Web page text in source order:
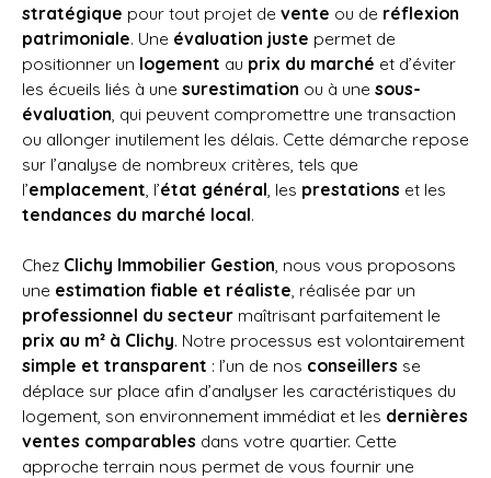
stratégique pour tout projet de vente ou de réflexion
patrimoniale. Une évaluation juste permet de
positionner un logement au prix du marché et d’éviter
les écueils liés à une surestimation ou à une sous-
évaluation , qui peuvent compromettre une transaction
ou allonger inutilement les délais. Cette démarche repose
sur l’analyse de nombreux critères, tels que
l’emplacement , l’état général , les prestations et les
tendances du marché local.
Chez Clichy Immobilier Gestion , nous vous proposons
une estimation fiable et réaliste , réalisée par un
professionnel du secteur maîtrisant parfaitement le
prix au m² à Clichy. Notre processus est volontairement
simple et transparent : l’un de nos conseillers se
déplace sur place afin d’analyser les caractéristiques du
logement, son environnement immédiat et les dernières
ventes comparables dans votre quartier. Cette
approche terrain nous permet de vous fournir une